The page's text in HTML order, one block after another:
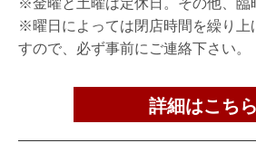
※曜日によっては閉店時間を繰り上
すので、必ず事前にご連絡下さい。
詳細はこちら